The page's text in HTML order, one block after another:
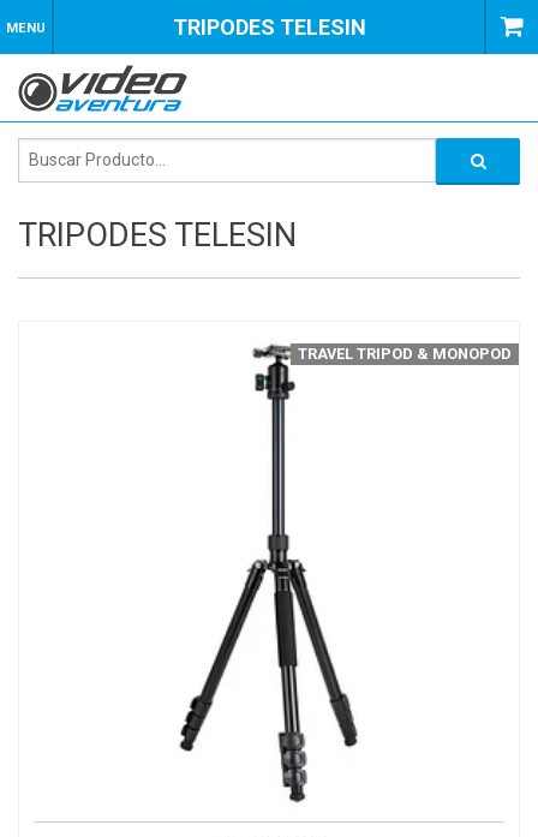
MENU TRIPODES TELESIN
TRIPODES TELESIN
TRAVEL TRIPOD & MONOPOD